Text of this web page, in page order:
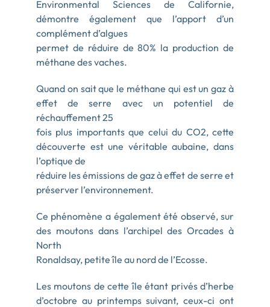
Environmental Sciences de Californie,
démontre également que l’apport d’un
complément d’algues
permet de réduire de 80% la production de
méthane des vaches.
Quand on sait que le méthane qui est un gaz à
effet de serre avec un potentiel de
réchauffement 25
fois plus importants que celui du CO2, cette
découverte est une véritable aubaine, dans
l’optique de
réduire les émissions de gaz à effet de serre et
préserver l’environnement.
Ce phénomène a également été observé, sur
des moutons dans l’archipel des Orcades à
North
Ronaldsay, petite île au nord de l’Ecosse.
Les moutons de cette île étant privés d’herbe
d’octobre au printemps suivant, ceux-ci ont